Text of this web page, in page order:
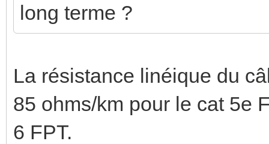
long terme ?
La résistance linéique du
85 ohms/km pour le cat 5e
6 FPT.